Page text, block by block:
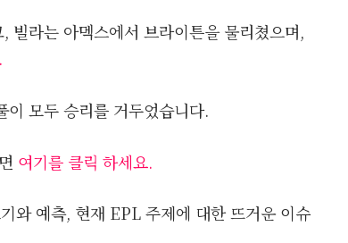
빌라는 아멕스에서 브라이튼을 물리쳤으며,
이 모두 승리를 거두었습니다.
여기를 클릭 하세요.
와 예측, 현재 EPL 주제에 대한 뜨거운 이슈